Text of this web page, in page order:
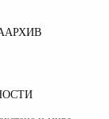
АРХИВ